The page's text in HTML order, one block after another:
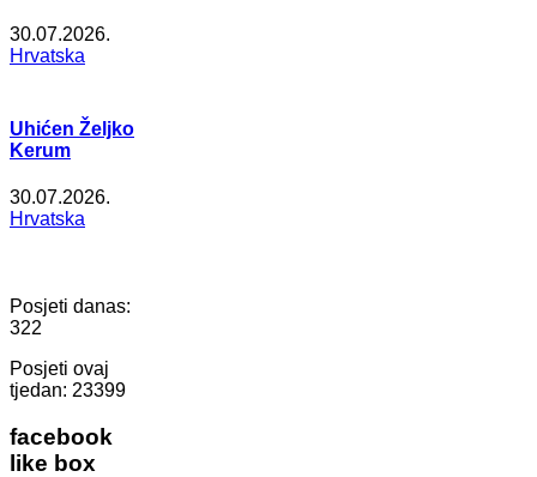
30.07.2026.
Hrvatska
Uhićen Željko
Kerum
30.07.2026.
Hrvatska
Posjeti danas:
322
Posjeti ovaj
tjedan: 23399
facebook
like box